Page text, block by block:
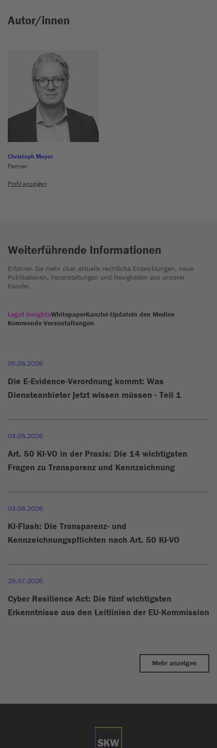
Autor/innen
Christoph Meyer
Partner
Profil anzeigen
Weiterführende Informationen
Erfahren Sie mehr über aktuelle rechtliche Entwicklungen, neue
Publikationen, Veranstaltungen und Neuigkeiten aus unserer
Kanzlei.
Legal insightsWhitepaperKanzlei-UpdateIn den Medien
Kommende Veranstaltungen
05.08.2026
Die E-Evidence-Verordnung kommt: Was
Diensteanbieter jetzt wissen müssen - Teil 1
04.08.2026
Art. 50 KI-VO in der Praxis: Die 14 wichtigsten
Fragen zu Transparenz und Kennzeichnung
03.08.2026
KI-Flash: Die Transparenz- und
Kennzeichnungspflichten nach Art. 50 KI-VO
29.07.2026
Cyber Resilience Act: Die fünf wichtigsten
Erkenntnisse aus den Leitlinien der EU-Kommission
Mehr anzeigen